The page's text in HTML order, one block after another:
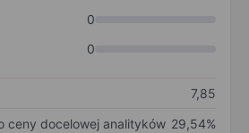
0
0
7,85
ceny docelowej analityków 29,54%